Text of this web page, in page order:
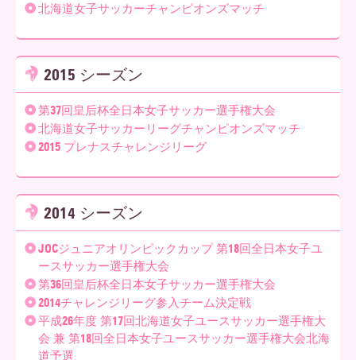
北海道女子サッカーチャンピオンズマッチ
2015 シーズン
第37回皇后杯全日本女子サッカー選手権大会
北海道女子サッカーリーグチャンピオンズマッチ
2015 プレナスチャレンジリーグ
2014 シーズン
JOCジュニアオリンピックカップ 第18回全日本女子ユ
ースサッカー選手権大会
第36回皇后杯全日本女子サッカー選手権大会
2014チャレンジリーグ参入チーム決定戦
平成26年度 第17回北海道女子ユースサッカー選手権大
会 兼 第18回全日本女子ユースサッカー選手権大会北海
道予選